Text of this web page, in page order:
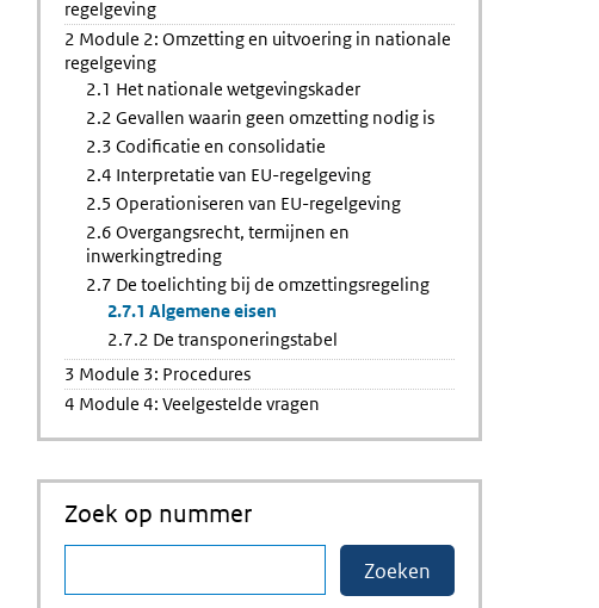
Transponeringstabel
regelgeving
2 Module 2: Omzetting en uitvoering in nationale
regelgeving
2.1 Het nationale wetgevingskader
2.2 Gevallen waarin geen omzetting nodig is
2.3 Codificatie en consolidatie
2.4 Interpretatie van EU-regelgeving
2.5 Operationiseren van EU-regelgeving
2.6 Overgangsrecht, termijnen en
inwerkingtreding
2.7 De toelichting bij de omzettingsregeling
2.7.1 Algemene eisen
2.7.2 De transponeringstabel
3 Module 3: Procedures
4 Module 4: Veelgestelde vragen
Zoek op nummer